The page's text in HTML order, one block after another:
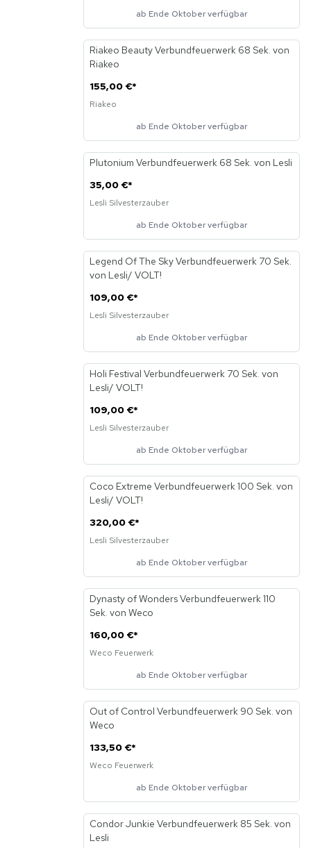
ab Ende Oktober verfügbar
Neu
Riakeo Beauty Verbundfeuerwerk 68 Sek. von
Riakeo
155,00 €*
Riakeo
ab Ende Oktober verfügbar
Neu
Plutonium Verbundfeuerwerk 68 Sek. von Lesli
35,00 €*
Lesli Silvesterzauber
ab Ende Oktober verfügbar
Neu
Legend Of The Sky Verbundfeuerwerk 70 Sek.
von Lesli/ VOLT!
109,00 €*
Lesli Silvesterzauber
ab Ende Oktober verfügbar
Neu
Holi Festival Verbundfeuerwerk 70 Sek. von
Lesli/ VOLT!
109,00 €*
Lesli Silvesterzauber
ab Ende Oktober verfügbar
Neu
Coco Extreme Verbundfeuerwerk 100 Sek. von
Lesli/ VOLT!
320,00 €*
Lesli Silvesterzauber
ab Ende Oktober verfügbar
Neu
Dynasty of Wonders Verbundfeuerwerk 110
Sek. von Weco
160,00 €*
Weco Feuerwerk
ab Ende Oktober verfügbar
Neu
Out of Control Verbundfeuerwerk 90 Sek. von
Weco
133,50 €*
Weco Feuerwerk
ab Ende Oktober verfügbar
Condor Junkie Verbundfeuerwerk 85 Sek. von
Lesli